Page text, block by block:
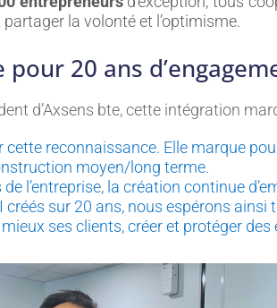
partager la volonté et l’optimisme.
pour 20 ans
d’Axsens bte, cette intégration
reconnaissance. Elle marque
moyen/long terme.
l’entreprise, la création continue
créés sur 20 ans, nous espérons
ses clients, créer et protéger